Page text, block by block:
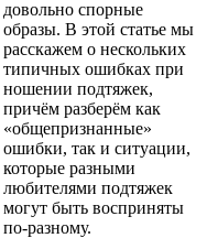
довольно спорные
образы. В этой статье мы
расскажем о нескольких
типичных ошибках при
ношении подтяжек,
причём разберём как
«общепризнанные»
ошибки, так и ситуации,
которые разными
любителями подтяжек
могут быть восприняты
по-разному.